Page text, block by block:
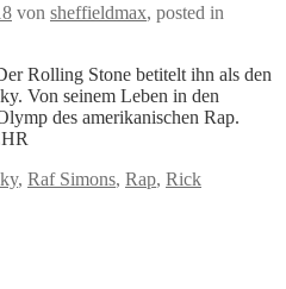
von sheffieldmax, posted in
Rolling Stone betitelt ihn als den
Von seinem Leben in den
des amerikanischen Rap.
, Raf Simons, Rap, Rick